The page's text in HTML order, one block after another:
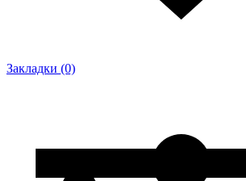
Закладки (0)